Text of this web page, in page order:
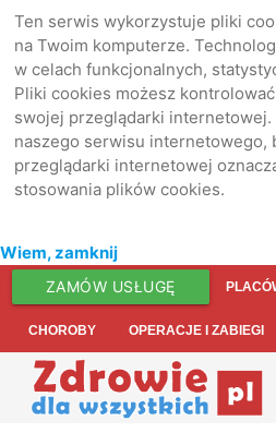
Ten serwis wykorzystuje pliki
na Twoim komputerze.
w celach funkcjonalnych,
Pliki cookies możesz
swojej przeglądarki
naszego serwisu internetowego,
przeglądarki internetowej
stosowania plików cookies.
Wiem, zamknij
ZAMÓW USŁUGĘ
CHOROBY OPERACJE I ZABIEGI